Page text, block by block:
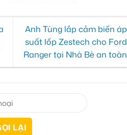
Anh Tùng lắp cảm biến áp
suất lốp Zestech cho Ford
Ranger tại Nhà Bè an toàn